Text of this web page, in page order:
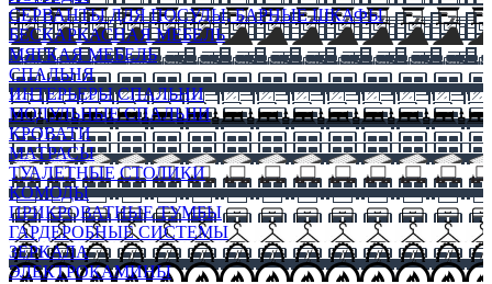
СЕРВАНТЫ ДЛЯ ПОСУДЫ, БАРНЫЕ ШКАФЫ
БЕСКАРКАСНАЯ МЕБЕЛЬ
МЯГКАЯ МЕБЕЛЬ
СПАЛЬНЯ
ИНТЕРЬЕРЫ СПАЛЬНИ
МОДУЛЬНЫЕ СПАЛЬНИ
КРОВАТИ
МАТРАСЫ
ТУАЛЕТНЫЕ СТОЛИКИ
КОМОДЫ
ПРИКРОВАТНЫЕ ТУМБЫ
ГАРДЕРОБНЫЕ СИСТЕМЫ
ЗЕРКАЛА
ЭЛЕКТРОКАМИНЫ